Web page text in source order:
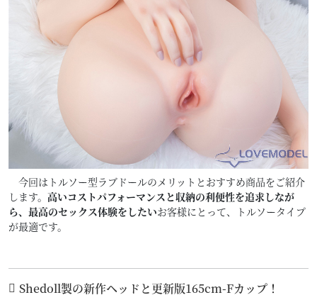
今回はトルソー型ラブドールのメリットとおすすめ商品をご紹介
します。 高いコストパフォーマンスと収納の利便性を追求しなが
ら、最高のセックス体験をしたいお客様にとって、トルソータイプ
が最適です。
Shedoll製の新作ヘッドと更新版165cm-Fカップ！